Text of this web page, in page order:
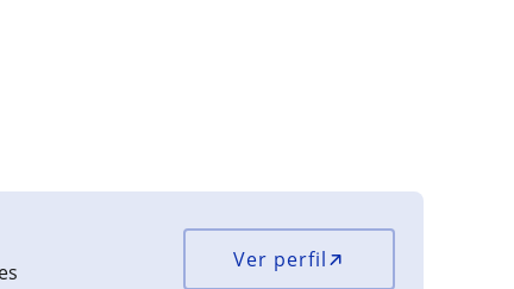
Ver perfil